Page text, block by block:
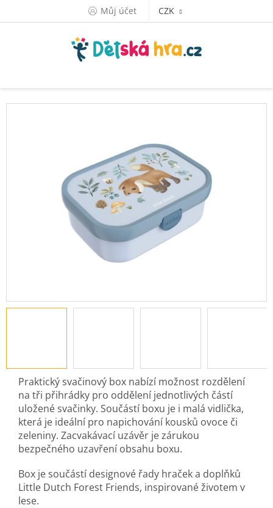
Můj účet CZK
Praktický svačinový box nabízí možnost rozdělení
na tři přihrádky pro oddělení jednotlivých částí
uložené svačinky. Součástí boxu je i malá vidlička,
která je ideální pro napichování kousků ovoce či
zeleniny. Zacvakávací uzávěr je zárukou
bezpečného uzavření obsahu boxu.
Box je součástí designové řady hraček a doplňků
Little Dutch Forest Friends, inspirované životem v
lese.